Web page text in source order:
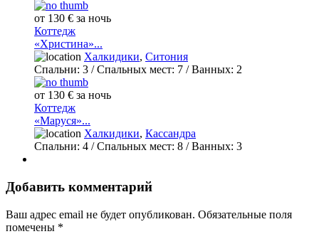
от 130 € за ночь
Коттедж
«Христина»...
Халкидики, Ситония
Спальни: 3 / Спальных мест: 7 /Ванных: 2
от 130 € за ночь
Коттедж
«Маруся»...
Халкидики, Кассандра
Спальни: 4 / Спальных мест: 8 /Ванных: 3
Добавить комментарий
Ваш адрес email не будет опубликован. Обязательные поля
помечены *